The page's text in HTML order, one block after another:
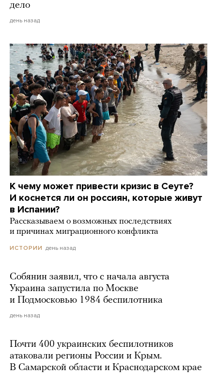
дело
день назад
К чему может привести кризис в Сеуте?
И коснется ли он россиян, которые живут
в Испании?
Рассказываем о возможных последствиях
и причинах миграционного конфликта
ИСТОРИИ день назад
Собянин заявил, что с начала августа
Украина запустила по Москве
и Подмосковью 1984 беспилотника
день назад
Почти 400 украинских беспилотников
атаковали регионы России и Крым.
В Самарской области и Краснодарском крае